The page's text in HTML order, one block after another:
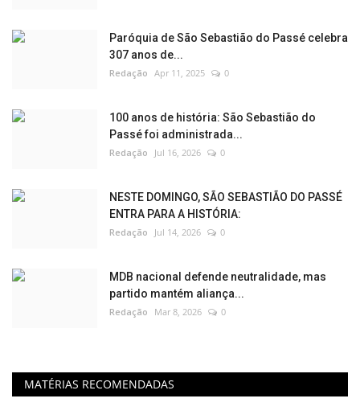
Paróquia de São Sebastião do Passé celebra
307 anos de...
Redação Apr 11, 2025 0
100 anos de história: São Sebastião do
Passé foi administrada...
Redação Jul 16, 2026 0
NESTE DOMINGO, SÃO SEBASTIÃO DO PASSÉ
ENTRA PARA A HISTÓRIA:
Redação Jul 14, 2026 0
MDB nacional defende neutralidade, mas
partido mantém aliança...
Redação Mar 8, 2026 0
MATÉRIAS RECOMENDADAS